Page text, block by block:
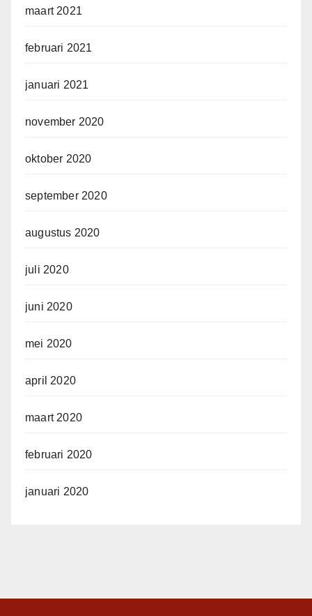
maart 2021
februari 2021
januari 2021
november 2020
oktober 2020
september 2020
augustus 2020
juli 2020
juni 2020
mei 2020
april 2020
maart 2020
februari 2020
januari 2020